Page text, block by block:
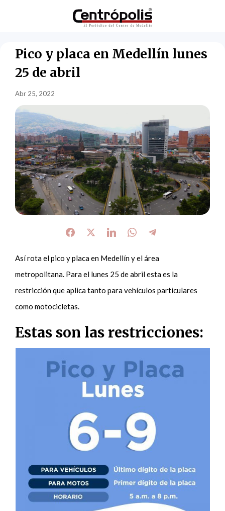
Pico y placa en Medellín lunes
25 de abril
Abr 25, 2022
Así rota el pico y placa en Medellín y el área
metropolitana. Para el lunes 25 de abril esta es la
restricción que aplica tanto para vehículos particulares
como motocicletas.
Estas son las restricciones: